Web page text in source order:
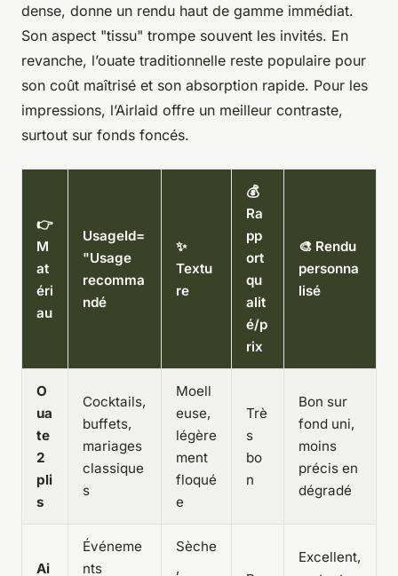
dense, donne un rendu haut de gamme immédiat.
Son aspect "tissu" trompe souvent les invités. En
revanche, l’ouate traditionnelle reste populaire pour
son coût maîtrisé et son absorption rapide. Pour les
impressions, l’Airlaid offre un meilleur contraste,
surtout sur fonds foncés.
👉
M
at
éri
au
UsageId=
"Usage
recomma
ndé
✨
Textu
re
💰
Ra
pp
ort
qu
alit
é/p
rix
🎨 Rendu
personna
lisé
O
ua
te
2
pli
s
Cocktails,
buffets,
mariages
classique
s
Moell
euse,
légère
ment
floqué
e
Trè
s
bo
n
Bon sur
fond uni,
moins
précis en
dégradé
Ai
Événeme
nts
Sèche
,
Excellent,